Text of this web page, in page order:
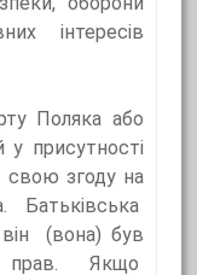
інтересів
Поляка або
у присутності
свою згоду на
Батьківська
(вона) був
прав. Якщо